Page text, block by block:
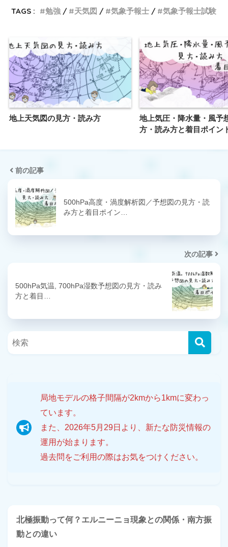
TAGS :
勉強 天気図 気象予報士 気象予報士試験
地上天気図の見方・読み方
地上気圧・降水量・風予
方・読み方と着目ポイン
前の記事
500hPa高度・渦度解析図／予想図の見方・読
み方と着目ポイン…
次の記事
500hPa気温, 700hPa湿数予想図の見方・読み
方と着目…
局地モデルの格子間隔が2kmから1kmに変わっ
ています。
また、2026年5月29日より、新たな防災情報の
運用が始まります。
過去問をご利用の際はお気をつけください。
北極振動って何？エルニーニョ現象との関係・南方振
動との違い